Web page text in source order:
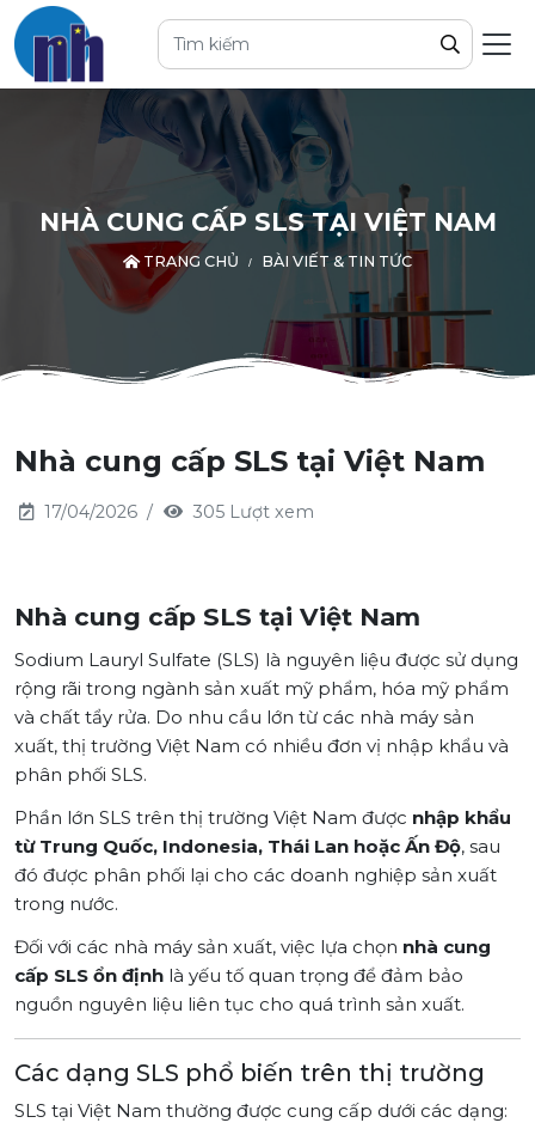
NHÀ CUNG CẤP SLS TẠI VIỆT NAM
TRANG CHỦ BÀI VIẾT & TIN TỨC
Nhà cung cấp SLS tại Việt Nam
17/04/2026 305 Lượt xem
Nhà cung cấp SLS tại Việt Nam
Sodium Lauryl Sulfate (SLS) là nguyên liệu được sử dụng
rộng rãi trong ngành sản xuất mỹ phẩm, hóa mỹ phẩm
và chất tẩy rửa. Do nhu cầu lớn từ các nhà máy sản
xuất, thị trường Việt Nam có nhiều đơn vị nhập khẩu và
phân phối SLS.
Phần lớn SLS trên thị trường Việt Nam được nhập khẩu
từ Trung Quốc, Indonesia, Thái Lan hoặc Ấn Độ, sau
đó được phân phối lại cho các doanh nghiệp sản xuất
trong nước.
Đối với các nhà máy sản xuất, việc lựa chọn nhà cung
cấp SLS ổn định là yếu tố quan trọng để đảm bảo
nguồn nguyên liệu liên tục cho quá trình sản xuất.
Các dạng SLS phổ biến trên thị trường
SLS tại Việt Nam thường được cung cấp dưới các dạng: